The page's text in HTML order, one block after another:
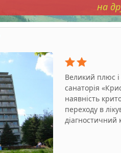
на
Великий плюс і
санаторія
наявність
переходу в
діагностичний